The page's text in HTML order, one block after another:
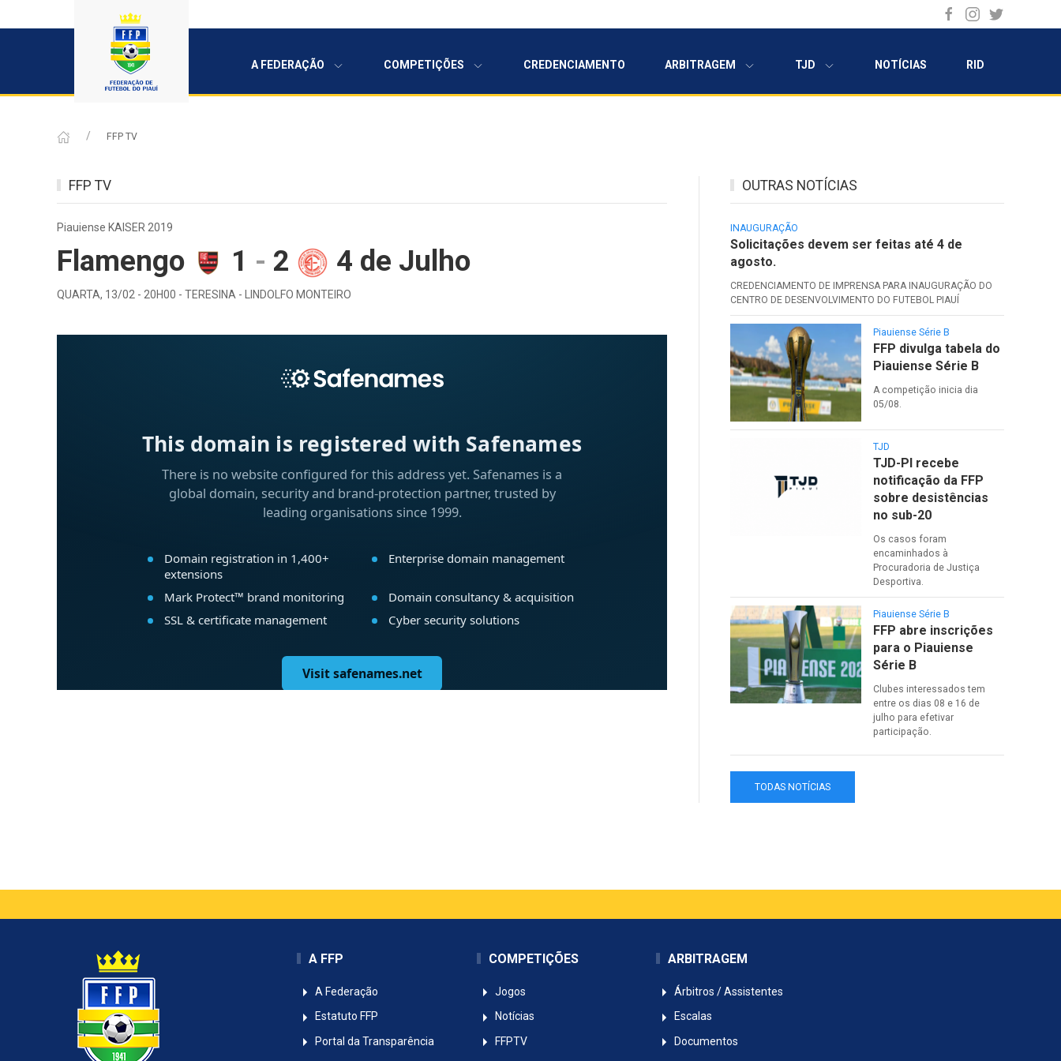
A FEDERAÇÃO COMPETIÇÕES CREDENCIAMENTO ARBITRAGEM TJD NOTÍCIAS RID
FFP TV
FFP TV
Piauiense KAISER 2019
Flamengo 1 - 2 4 de Julho
QUARTA, 13/02 - 20H00 - TERESINA - LINDOLFO MONTEIRO
OUTRAS NOTÍCIAS
INAUGURAÇÃO
Solicitações devem ser feitas até 4 de
agosto.
CREDENCIAMENTO DE IMPRENSA PARA INAUGURAÇÃO DO
CENTRO DE DESENVOLVIMENTO DO FUTEBOL PIAUÍ
Piauiense Série B
FFP divulga tabela do
Piauiense Série B
A competição inicia dia
05/08.
TJD
TJD-PI recebe
notificação da FFP
sobre desistências
no sub-20
Os casos foram
encaminhados à
Procuradoria de Justiça
Desportiva.
Piauiense Série B
FFP abre inscrições
para o Piauiense
Série B
Clubes interessados tem
entre os dias 08 e 16 de
julho para efetivar
participação.
TODAS NOTÍCIAS
A FFP
A Federação
Estatuto FFP
Portal da Transparência
COMPETIÇÕES
Jogos
Notícias
FFPTV
ARBITRAGEM
Árbitros / Assistentes
Escalas
Documentos